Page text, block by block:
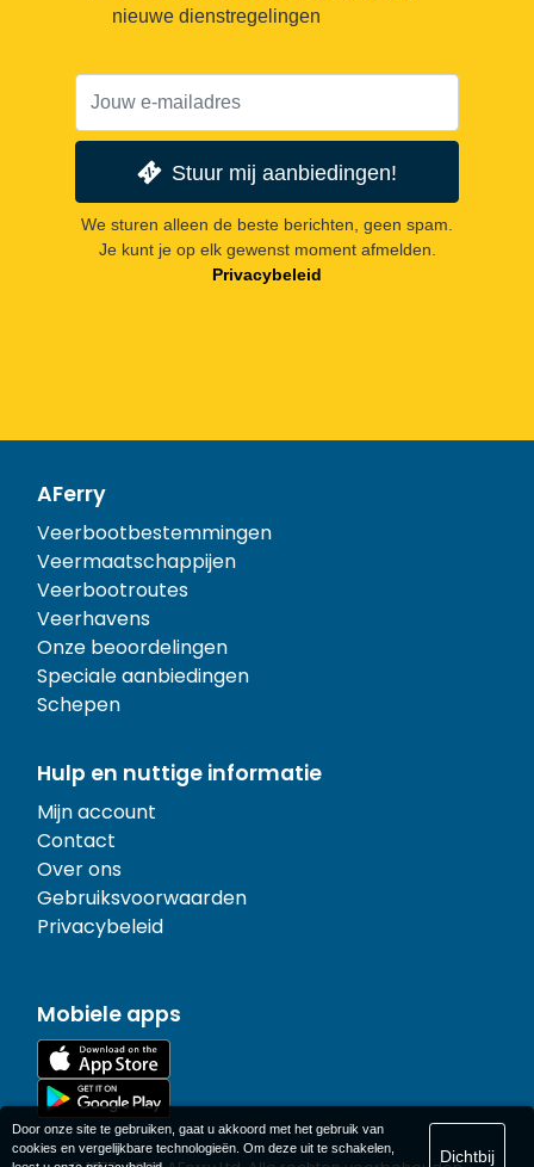
nieuwe dienstregelingen
Stuur mij aanbiedingen!
We sturen alleen de beste berichten, geen spam.
Je kunt je op elk gewenst moment afmelden.
Privacybeleid
AFerry
Veerbootbestemmingen
Veermaatschappijen
Veerbootroutes
Veerhavens
Onze beoordelingen
Speciale aanbiedingen
Schepen
Hulp en nuttige informatie
Mijn account
Contact
Over ons
Gebruiksvoorwaarden
Privacybeleid
Mobiele apps
Door onze site te gebruiken, gaat u akkoord met het gebruik van
cookies en vergelijkbare technologieën. Om deze uit te schakelen,
Dichtbij